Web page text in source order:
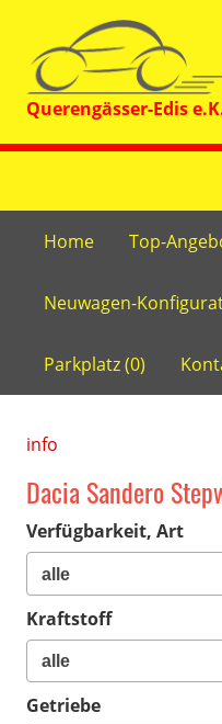
Home Top-
Neuwagen-
Parkplatz (0)
info
Dacia Sandero
Verfügbarkeit, Art
Kraftstoff
Getriebe